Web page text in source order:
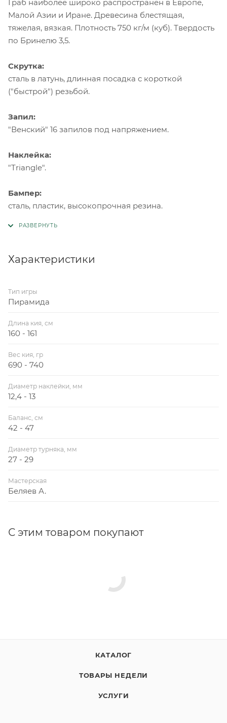
Граб наиболее широко распространен в Европе,
Малой Азии и Иране. Древесина блестящая,
тяжелая, вязкая. Плотность 750 кг/м (куб). Твердость
по Бринелю 3,5.
Скрутка:
сталь в латунь, длинная посадка с короткой
("быстрой") резьбой.
Запил:
"Венский" 16 запилов под напряжением.
Наклейка:
"Triangle".
Бампер:
сталь, пластик, высокопрочная резина.
Характеристики
Тип игры
Пирамида
Длина кия, см
160 - 161
Вес кия, гр
690 - 740
Диаметр наклейки, мм
12,4 - 13
Баланс, см
42 - 47
Диаметр турняка, мм
27 - 29
Мастерская
Беляев А.
С этим товаром покупают
КАТАЛОГ
ТОВАРЫ НЕДЕЛИ
УСЛУГИ